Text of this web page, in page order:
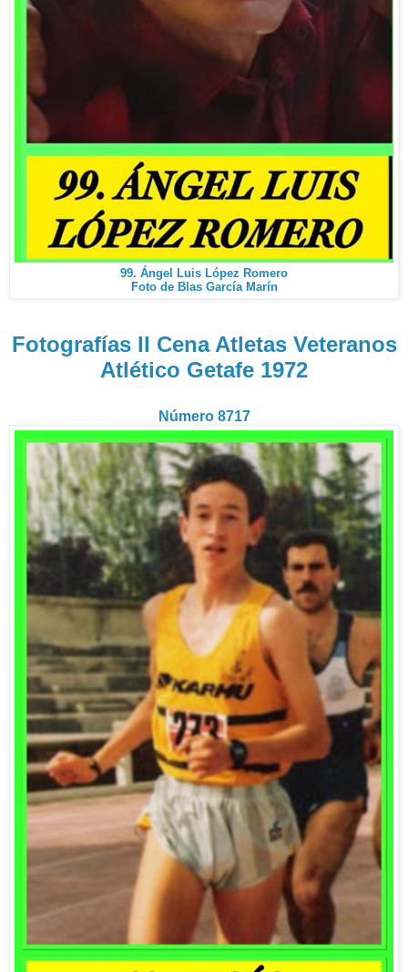
99. Ángel Luis López Romero
Foto de Blas García Marín
Fotografías II Cena Atletas Veteranos
Atlético Getafe 1972
Número 8717